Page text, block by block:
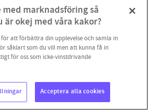
© Supermiljöbloggen Cookieinställningar
genom att swisha en slant till
1231368703
Läs vad vi vill göra
med marknadsföring så
är okej med våra kakor?
att förbättra din upplevelse och samla in
såklart som du vill men att kunna få in
för oss som icke-vinstdrivande
Acceptera alla cookies